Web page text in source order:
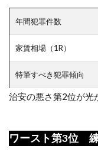
年間犯罪件数
家賃相場（1R）
特筆すべき犯罪傾向
治安の悪さ第2位が光
ワースト第3位